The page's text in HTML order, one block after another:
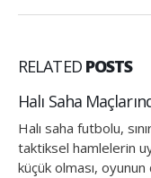
RELATED POSTS
Halı Saha
Halı saha futbolu,
taktiksel hamlelerin
küçük olması, oyunun